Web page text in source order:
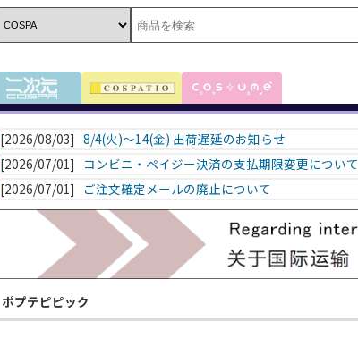
[2026/08/03] 8/4(火)～14(金) 出荷遅延のお知らせ
[2026/07/01]
コンビニ・ペイジー決済の支払期限変更について
[2026/07/01]
ご注文確定メールの廃止について
ポプテピピック